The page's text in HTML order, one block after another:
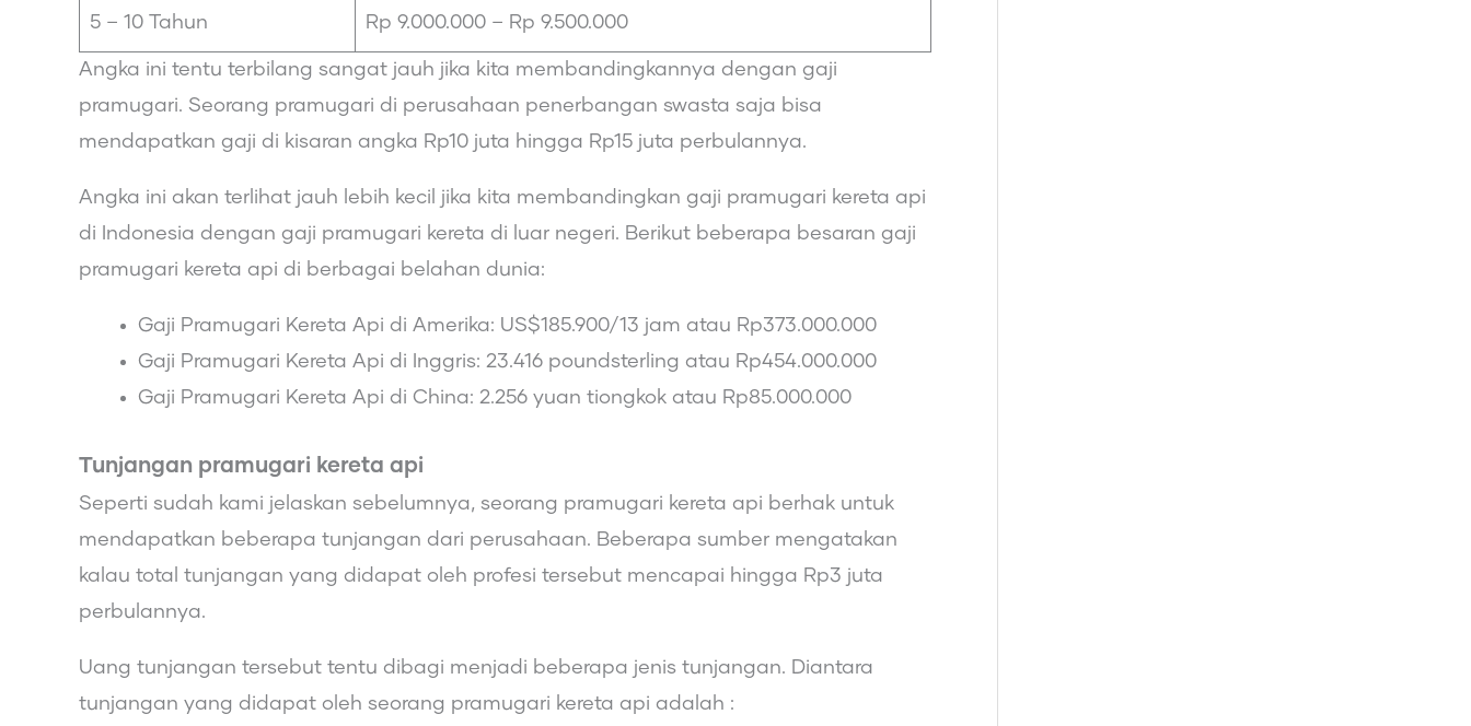
5 – 10 Tahun Rp 9.000.000 – Rp 9.500.000
Angka ini tentu terbilang sangat jauh jika kita membandingkannya dengan gaji
pramugari. Seorang pramugari di perusahaan penerbangan swasta saja bisa
mendapatkan gaji di kisaran angka Rp10 juta hingga Rp15 juta perbulannya.
Angka ini akan terlihat jauh lebih kecil jika kita membandingkan gaji pramugari kereta api
di Indonesia dengan gaji pramugari kereta di luar negeri. Berikut beberapa besaran gaji
pramugari kereta api di berbagai belahan dunia:
Gaji Pramugari Kereta Api di Amerika: US$185.900/13 jam atau Rp373.000.000
Gaji Pramugari Kereta Api di Inggris: 23.416 poundsterling atau Rp454.000.000
Gaji Pramugari Kereta Api di China: 2.256 yuan tiongkok atau Rp85.000.000
Tunjangan pramugari kereta api
Seperti sudah kami jelaskan sebelumnya, seorang pramugari kereta api berhak untuk
mendapatkan beberapa tunjangan dari perusahaan. Beberapa sumber mengatakan
kalau total tunjangan yang didapat oleh profesi tersebut mencapai hingga Rp3 juta
perbulannya.
Uang tunjangan tersebut tentu dibagi menjadi beberapa jenis tunjangan. Diantara
tunjangan yang didapat oleh seorang pramugari kereta api adalah :